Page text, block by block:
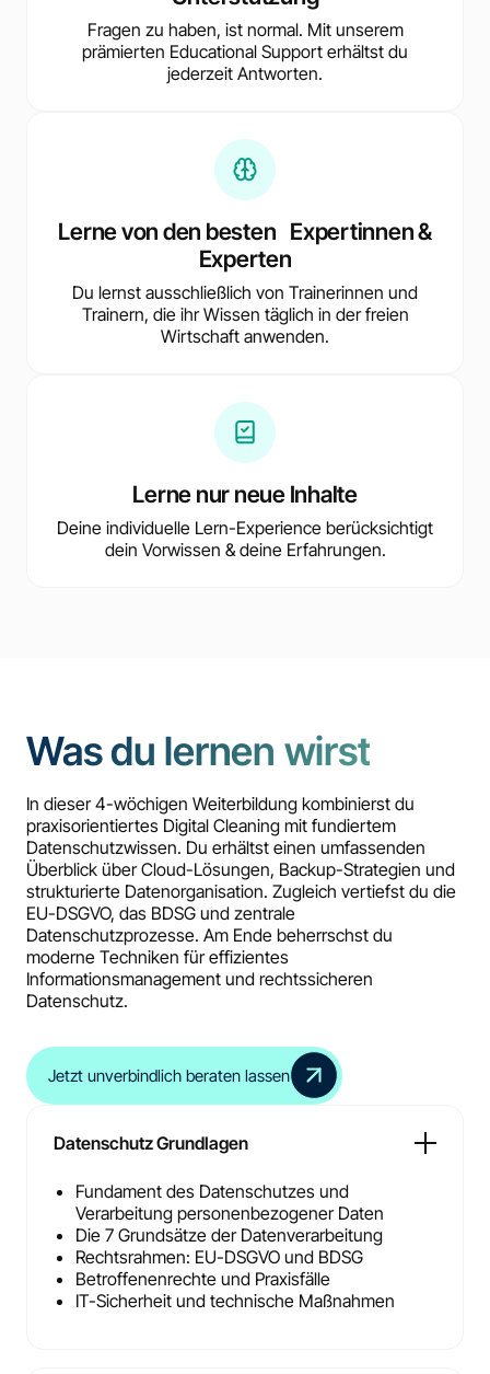
Fragen zu haben, ist normal. Mit unserem
prämierten Educational Support erhältst du
jederzeit Antworten.
Lerne von den besten Expertinnen &
Experten
Du lernst ausschließlich von Trainerinnen und
Trainern, die ihr Wissen täglich in der freien
Wirtschaft anwenden.
Lerne nur neue Inhalte
Deine individuelle Lern-Experience berücksichtigt
dein Vorwissen & deine Erfahrungen.
Was du lernen wirst
In dieser 4-wöchigen Weiterbildung kombinierst du
praxisorientiertes Digital Cleaning mit fundiertem
Datenschutzwissen. Du erhältst einen umfassenden
Überblick über Cloud-Lösungen, Backup-Strategien und
strukturierte Datenorganisation. Zugleich vertiefst du die
EU-DSGVO, das BDSG und zentrale
Datenschutzprozesse. Am Ende beherrschst du
moderne Techniken für effizientes
Informationsmanagement und rechtssicheren
Datenschutz.
Jetzt unverbindlich beraten lassen
Datenschutz Grundlagen
Fundament des Datenschutzes und
Verarbeitung personenbezogener Daten
Die 7 Grundsätze der Datenverarbeitung
Rechtsrahmen: EU-DSGVO und BDSG
Betroffenenrechte und Praxisfälle
IT-Sicherheit und technische Maßnahmen